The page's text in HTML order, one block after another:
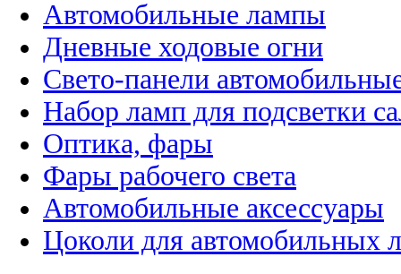
Автомобильные лампы
Дневные ходовые огни
Свето-панели
Набор ламп для подсветки
Оптика, фары
Фары рабочего света
Автомобильные аксессуары
Цоколи для автомобильных